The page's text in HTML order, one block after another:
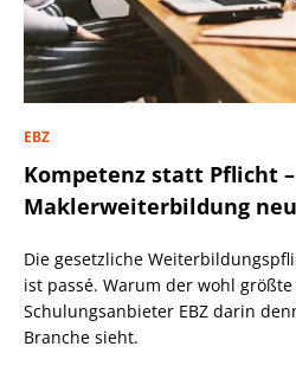
EBZ
Kompetenz statt Pflicht
Maklerweiterbildung
Die gesetzliche
ist passé. Warum der wohl
Schulungsanbieter EBZ darin
Branche sieht.